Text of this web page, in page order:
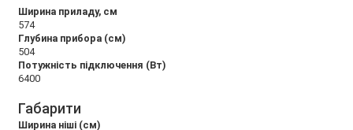
Ширина приладу, см
574
Глубина прибора (см)
504
Потужність підключення (Вт)
6400
Габарити
Ширина ніші (см)